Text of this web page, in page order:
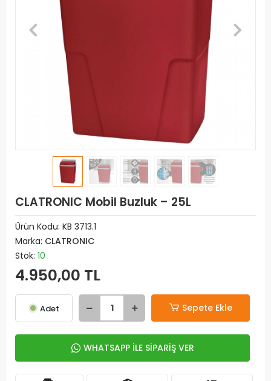
CLATRONIC Mobil Buzluk – 25L
Ürün Kodu: KB 3713.1
Marka: CLATRONIC
Stok: 10
4.950,00 TL
Adet Sepete Ekle
WHATSAPP İLE SİPARİŞ VER